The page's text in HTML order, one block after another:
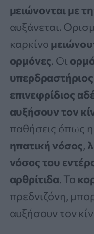
μειώνονται με
αυξάνεται.
καρκίνο
ορμόνες. Οι
επινεφρίδιος
αυξήσουν τον
παθήσεις όπως η
ηπατική νόσος,
νόσος του
αρθρίτιδα. Τα
πρεδνιζόνη,
αυξήσουν τον